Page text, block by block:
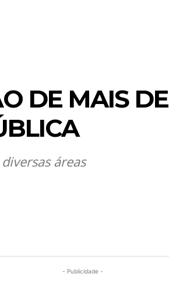
DE MAIS DE
áreas
- Publicidade -